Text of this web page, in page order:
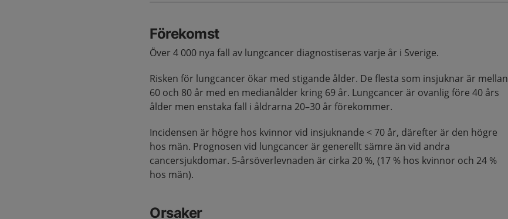
Förekomst
Över 4 000 nya fall av lungcancer diagnostiseras varje år i Sverige.
Risken för lungcancer ökar med stigande ålder. De flesta som insjuknar är mellan
60 och 80 år med en medianålder kring 69 år. Lungcancer är ovanlig före 40 års
ålder men enstaka fall i åldrarna 20–30 år förekommer.
Incidensen är högre hos kvinnor vid insjuknande < 70 år, därefter är den högre
hos män. Prognosen vid lungcancer är generellt sämre än vid andra
cancersjukdomar. 5-årsöverlevnaden är cirka 20 %, (17 % hos kvinnor och 24 %
hos män).
Orsaker